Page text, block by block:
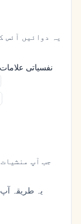
نفسیاتی
جب آپ
یہ طریقہ